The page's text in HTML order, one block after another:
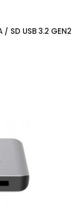
SD USB 3.2 GEN2